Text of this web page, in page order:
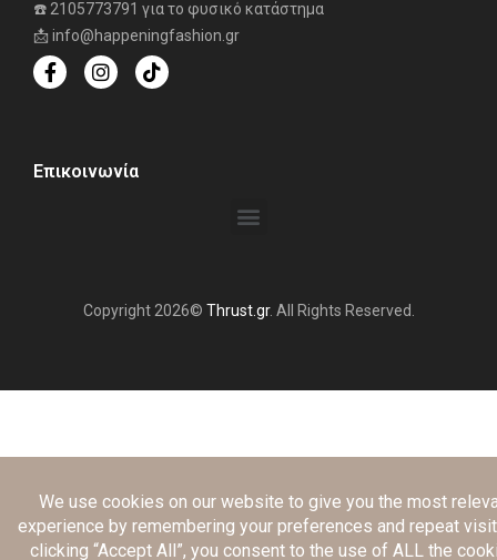
☎️ 2105773791 για το φυσικό κατάστημα
📩 info@happeningfashion.gr
Επικοινωνία
Copyright 2026© Thrust.gr. All Rights Reserved.